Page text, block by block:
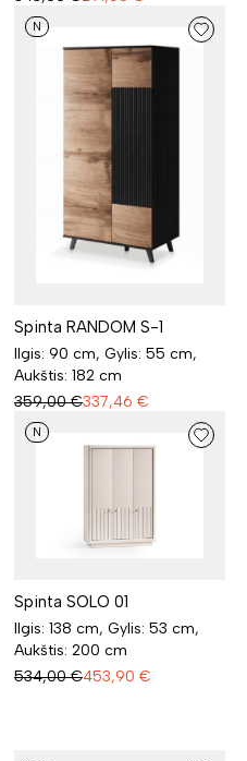
N
Spinta RANDOM S-1
Ilgis: 90 cm, Gylis: 55 cm,
Aukštis: 182 cm
359,00 €337,46 €
N
Spinta SOLO 01
Ilgis: 138 cm, Gylis: 53 cm,
Aukštis: 200 cm
534,00 €453,90 €